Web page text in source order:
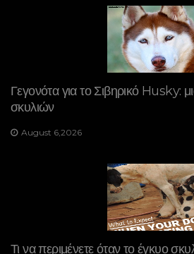
Γεγονότα για το Σιβηρικό Husky:
σκυλιών
August 6,2026
Τι να περιμένετε όταν το έγκυο